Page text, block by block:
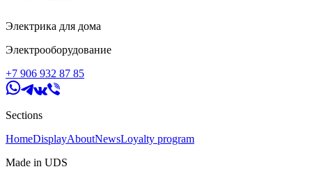
Электрика для дома
Электрооборудование
+7 906 932 87 85
Sections
HomeDisplayAboutNewsLoyalty program
Made in UDS